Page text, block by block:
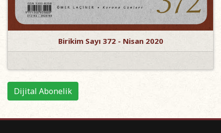
Birikim Sayı 372 - Nisan 2020
Dijital Abonelik